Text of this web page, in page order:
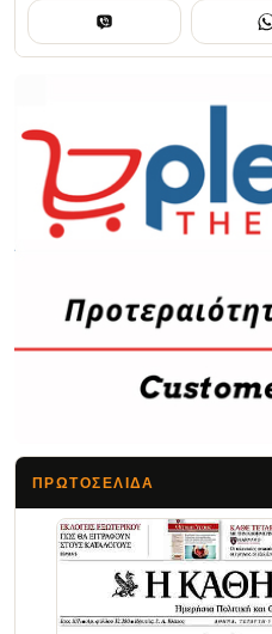
ΠΡΩΤΟΣΈΛΙΔΑ